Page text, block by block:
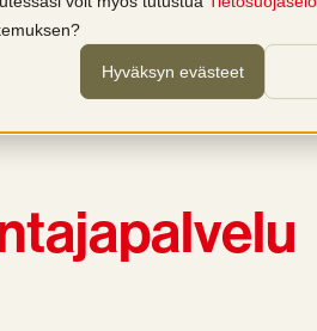
Hyväksyn evästeet
Koulutukset Toimialat